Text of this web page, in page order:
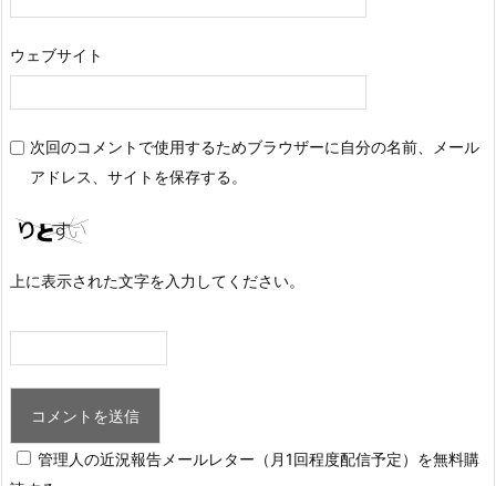
ウェブサイト
次回のコメントで使用するためブラウザーに自分の名前、メール
アドレス、サイトを保存する。
上に表示された文字を入力してください。
管理人の近況報告メールレター（月1回程度配信予定）を無料購